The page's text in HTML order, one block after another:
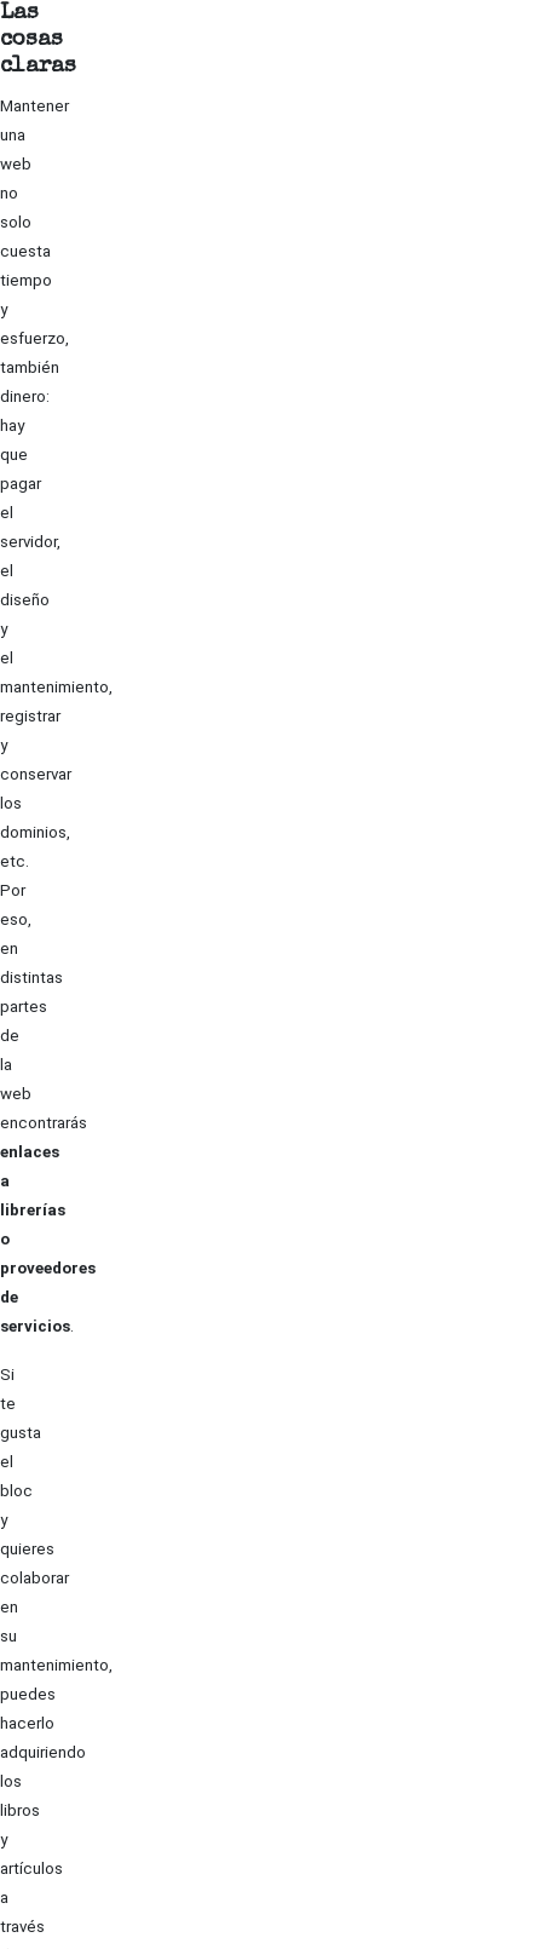
Las
cosas
claras
Mantener
una
web
no
solo
cuesta
tiempo
y
esfuerzo,
también
dinero:
hay
que
pagar
el
servidor,
el
diseño
y
el
mantenimiento,
registrar
y
conservar
los
dominios,
etc.
Por
eso,
en
distintas
partes
de
la
web
encontrarás
enlaces
a
librerías
o
proveedores
de
servicios
Si
te
gusta
el
bloc
y
quieres
colaborar
en
su
mantenimiento,
puedes
hacerlo
adquiriendo
los
libros
y
artículos
a
través